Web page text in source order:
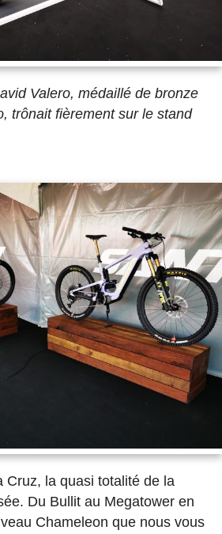
Valero, médaillé de bronze
trônait fièrement sur le stand
Cruz, la quasi totalité de la
Du Bullit au Megatower en
Chameleon que nous vous